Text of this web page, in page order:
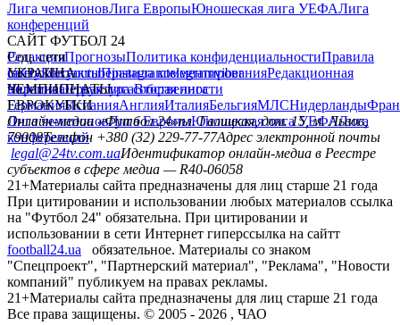
Лига чемпионовЛига ЕвропыЮношеская лига УЕФАЛига
конференций
САЙТ ФУТБОЛ 24
РедакцияПрогнозыПолитика конфиденциальностиПравила
сайтуКонтактыПравила комментированияРедакционная
политикаСтруктура собственности
Соц. сети
facebookxyoutubeinstagramtelegramviber
УКРАИНА
УкраинаПервая лигаВторая лига
ЧЕМПИОНАТЫ
ГерманияИспанияАнглияИталияБельгияМЛСНидерланды
ЕВРОКУБКИ
Лига чемпионовЛига ЕвропыЮношеская лига УЕФАЛига
конференций
Онлайн-медиа «Футбол 24»пл. Галицкая, дом. 15, м. Львов,
79008Телефон +380 (32) 229-77-77Адрес электронной почты
legal@24tv.com.uaИдентификатор онлайн-медиа в Реестре
субъектов в сфере медиа — R40-06058
21+Материалы сайта предназначены для лиц старше 21 года
При цитировании и использовании любых материалов ссылка
на "Футбол 24" обязательна. При цитировании и
использовании в сети Интернет гиперссылка на сайтт
football24.ua
обязательное. Материалы со знаком
"Спецпроект", "Партнерский материал", "Реклама", "Новости
компаний" публикуем на правах рекламы.
21+Материалы сайта предназначены для лиц старше 21 года
Все права защищены. © 2005 - 2026 , ЧАО